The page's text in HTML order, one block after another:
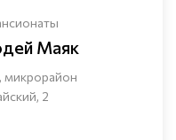
Маяк
микрорайон
2